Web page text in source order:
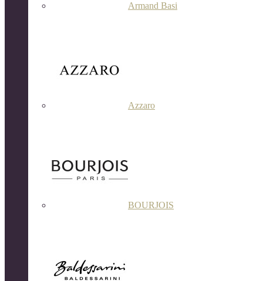
Armand Basi
Azzaro
BOURJOIS